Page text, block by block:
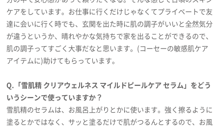
ケアをしています。お仕事に行くだけじゃなくてプライベートで友
達に会いに行く時でも、玄関を出た時に肌の調子がいいと全然気分
が違うというか、晴れやかな気持ちで家を出ることができるので、
肌の調子ってすごく大事だなと思います。(コーセーの敏感肌ケア
アイテムに)助けてもらっています。
Q.「雪肌精 クリアウェルネス マイルドピールケア セラム」をどう
いうシーンで使っていますか？
雪肌精のセラムは、お風呂上がりとかに使います。強く擦るように
塗るとかではなく、サッと塗るだけで肌がつるんとするので、お風